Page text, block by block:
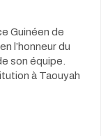
Guinéen de
l’honneur du
son équipe.
à Taouyah